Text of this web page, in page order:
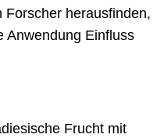
Forscher herausfinden,
Anwendung Einfluss
Frucht mit